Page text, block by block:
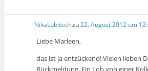
NikaLubitschzu22. August 2012 um
Liebe Marleen,
das ist ja entzückend! Vielen lieben